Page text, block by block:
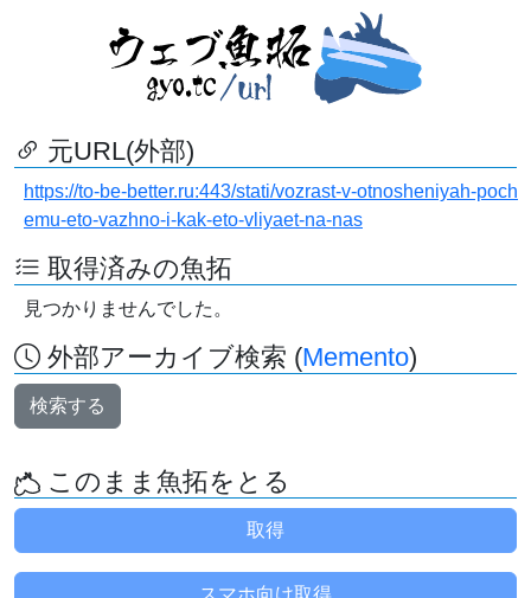
元URL(外部)
https://to-be-better.ru:443/stati/vozrast-v-otnosheniyah-poch
emu-eto-vazhno-i-kak-eto-vliyaet-na-nas
取得済みの魚拓
見つかりませんでした。
外部アーカイブ検索 (Memento)
検索する
このまま魚拓をとる